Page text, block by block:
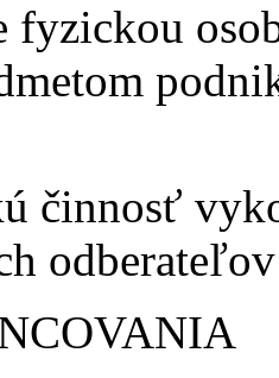
fyzickou
činnosť